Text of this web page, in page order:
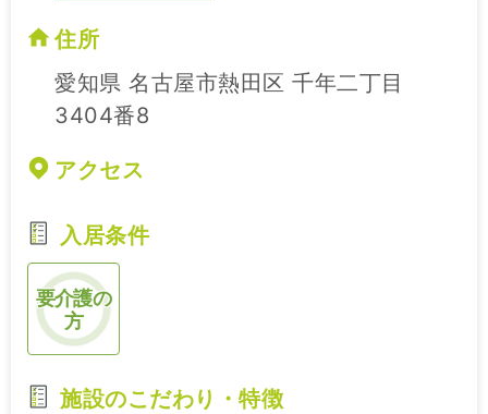
住所
愛知県 名古屋市熱田区 千年二丁目
3404番8
アクセス
入居条件
要介護の
方
施設のこだわり・特徴